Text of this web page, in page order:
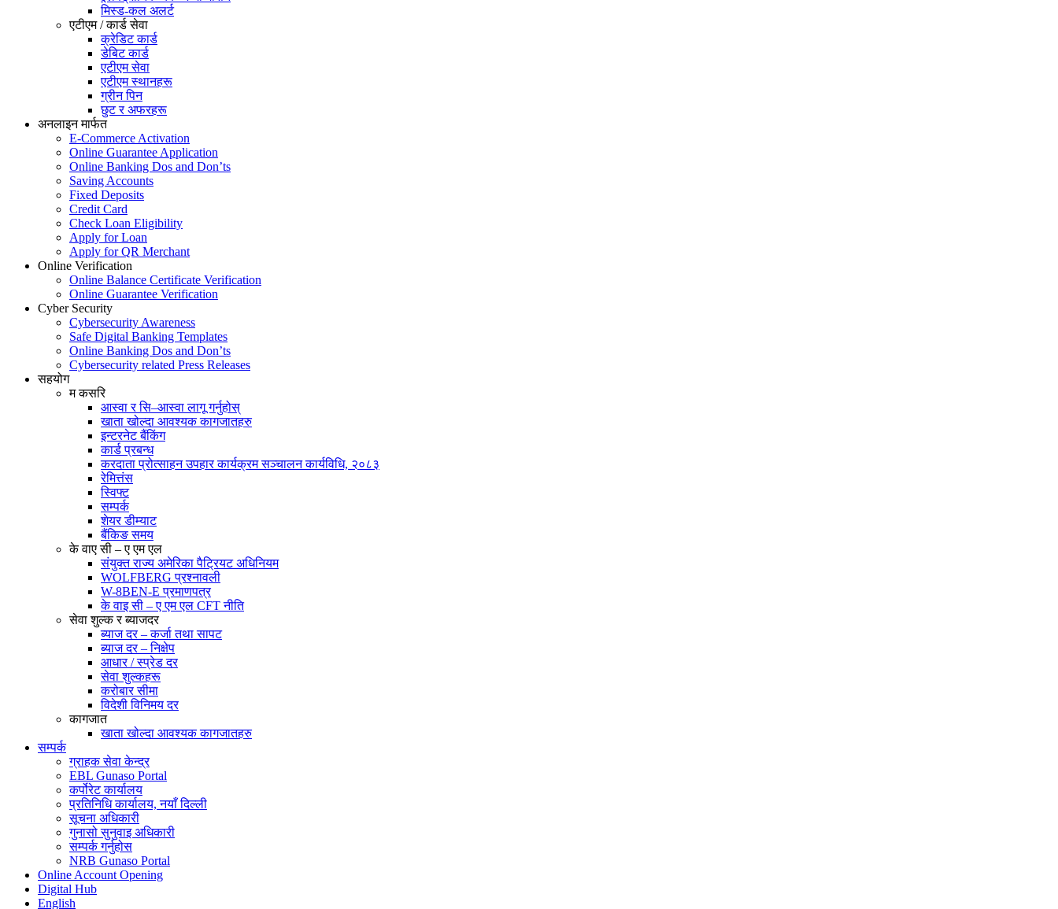
मिस्ड-कल अलर्ट
एटीएम / कार्ड सेवा
क्रेडिट कार्ड
डेबिट कार्ड
एटीएम सेवा
एटीएम स्थानहरू
ग्रीन पिन
छुट र अफरहरू
अनलाइन मार्फत
E-Commerce Activation
Online Guarantee Application
Online Banking Dos and Don’ts
Saving Accounts
Fixed Deposits
Credit Card
Check Loan Eligibility
Apply for Loan
Apply for QR Merchant
Online Verification
Online Balance Certificate Verification
Online Guarantee Verification
Cyber Security
Cybersecurity Awareness
Safe Digital Banking Templates
Online Banking Dos and Don’ts
Cybersecurity related Press Releases
सहयोग
म कसरि
आस्वा र सि–आस्वा लागू गर्नुहोस्
खाता खोल्दा आवश्यक कागजातहरु
इन्टरनेट बैंकिंग
कार्ड प्रबन्ध
करदाता प्रोत्साहन उपहार कार्यक्रम सञ्चालन कार्यविधि, २०८३
रेमित्तंस
स्विफ्ट
सम्पर्क
शेयर डीम्याट
बैंकिङ समय
के वाए सी – ए एम एल
संयुक्त राज्य अमेरिका पैट्रियट अधिनियम
WOLFBERG प्रश्नावली
W-8BEN-E प्रमाणपत्र
के वाइ सी – ए एम एल CFT नीति
सेवा शुल्क र ब्याजदर
ब्याज दर – कर्जा तथा सापट
ब्याज दर – निक्षेप
आधार / स्प्रेड दर
सेवा शुल्कहरू
करोबार सीमा
विदेशी विनिमय दर
कागजात
खाता खोल्दा आवश्यक कागजातहरु
सम्पर्क
ग्राहक सेवा केन्द्र
EBL Gunaso Portal
कर्पोरेट कार्यालय
प्रतिनिधि कार्यालय, नयाँ दिल्ली
सूचना अधिकारी
गुनासो सुनुवाइ अधिकारी
सम्पर्क गर्नुहोस
NRB Gunaso Portal
Online Account Opening
Digital Hub
English